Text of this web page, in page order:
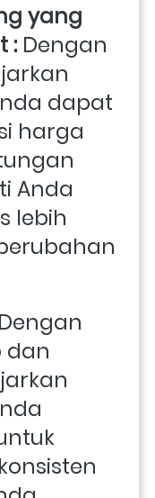
yang
: Dengan
dapat
harga
Anda
lebih
Dengan
dan